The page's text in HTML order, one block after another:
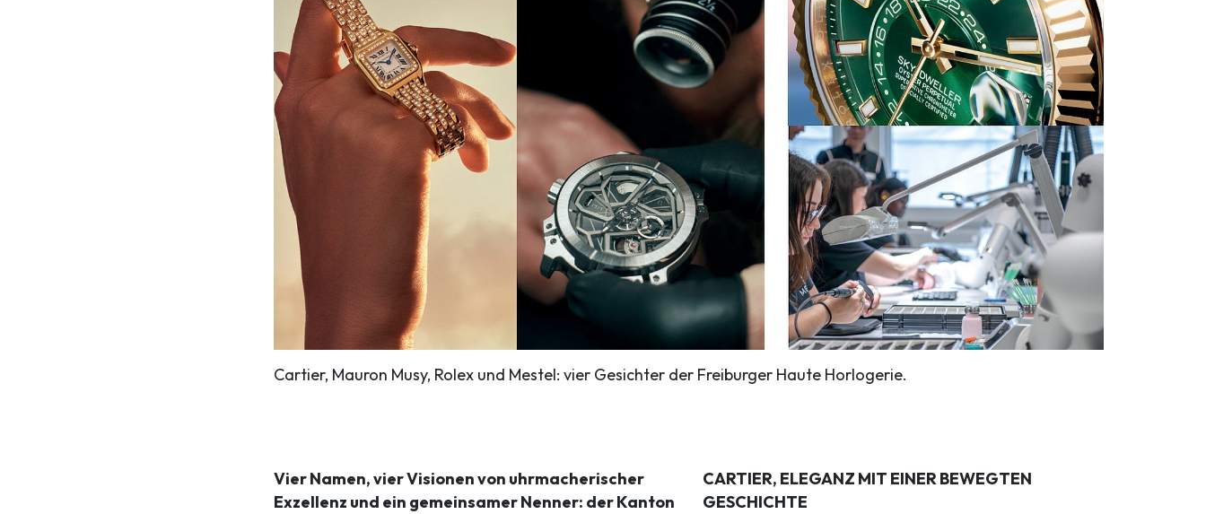
Cartier, Mauron Musy, Rolex und Mestel: vier Gesichter der Freiburger Haute Horlogerie.
Vier Namen, vier Visionen von uhrmacherischer
Exzellenz und ein gemeinsamer Nenner: der Kanton
CARTIER, ELEGANZ MIT EINER BEWEGTEN
GESCHICHTE